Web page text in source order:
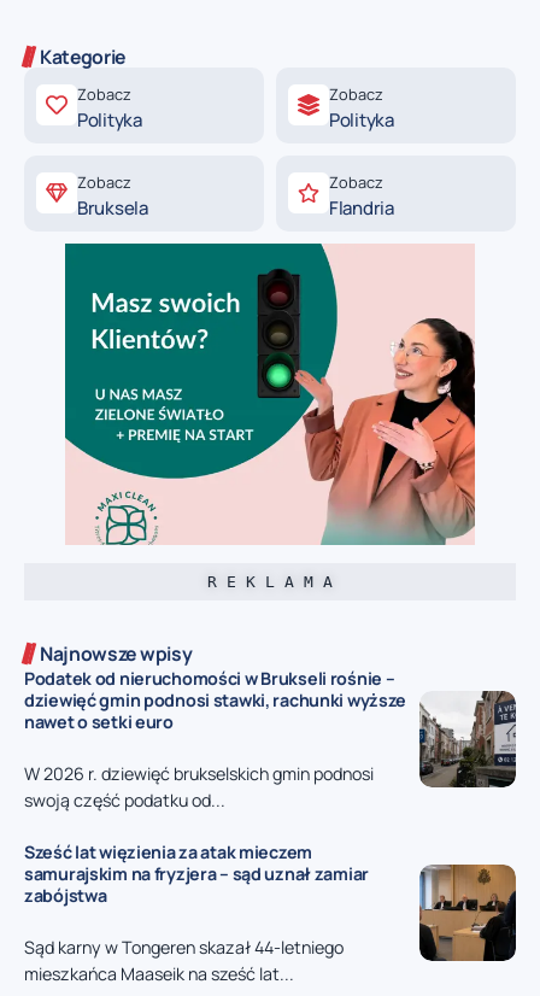
Kategorie
Zobacz
Polityka
Zobacz
Polityka
Zobacz
Bruksela
Zobacz
Flandria
R E K L A M A
Najnowsze wpisy
Podatek od nieruchomości w Brukseli rośnie –
dziewięć gmin podnosi stawki, rachunki wyższe
nawet o setki euro
W 2026 r. dziewięć brukselskich gmin podnosi
swoją część podatku od...
Sześć lat więzienia za atak mieczem
samurajskim na fryzjera – sąd uznał zamiar
zabójstwa
Sąd karny w Tongeren skazał 44-letniego
mieszkańca Maaseik na sześć lat...